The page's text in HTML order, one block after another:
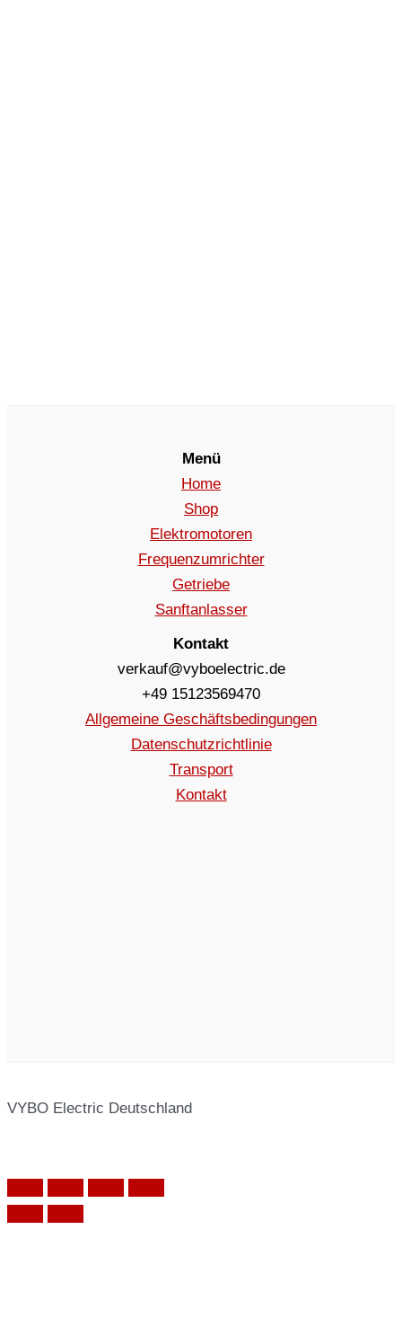
Menü
Home
Shop
Elektromotoren
Frequenzumrichter
Getriebe
Sanftanlasser
Kontakt
verkauf@vyboelectric.de
+49 15123569470
Allgemeine Geschäftsbedingungen
Datenschutzrichtlinie
Transport
Kontakt
VYBO Electric Deutschland